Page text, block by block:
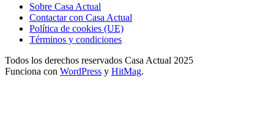
Sobre Casa Actual
Contactar con Casa Actual
Política de cookies (UE)
Términos y condiciones
Todos los derechos reservados Casa Actual 2025
Funciona con WordPress y HitMag.